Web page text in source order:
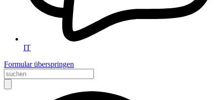
IT
Formular überspringen